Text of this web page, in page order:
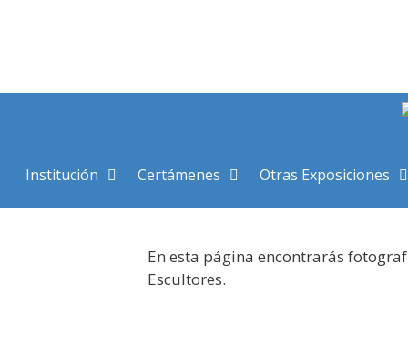
Institución Certámenes Otras Exposiciones
En esta página encontrarás
Escultores.